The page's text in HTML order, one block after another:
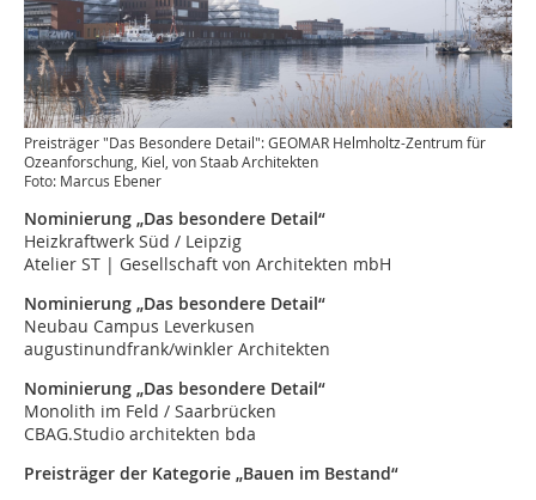
Preisträger "Das Besondere Detail": GEOMAR Helmholtz-Zentrum für
Ozeanforschung, Kiel, von Staab Architekten
Foto: Marcus Ebener
Nominierung „Das besondere Detail“
Heizkraftwerk Süd / Leipzig
Atelier ST | Gesellschaft von Architekten mbH
Nominierung „Das besondere Detail“
Neubau Campus Leverkusen
augustinundfrank/winkler Architekten
Nominierung „Das besondere Detail“
Monolith im Feld / Saarbrücken
CBAG.Studio architekten bda
Preisträger der Kategorie „Bauen im Bestand“